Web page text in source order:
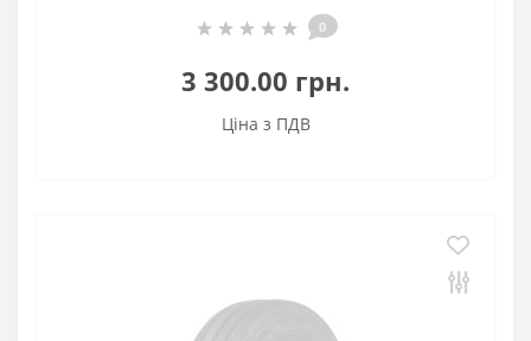
0
3 300.00 грн.
Ціна з ПДВ